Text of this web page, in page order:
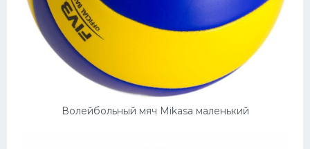
Волейбольный мяч Mikasa маленький